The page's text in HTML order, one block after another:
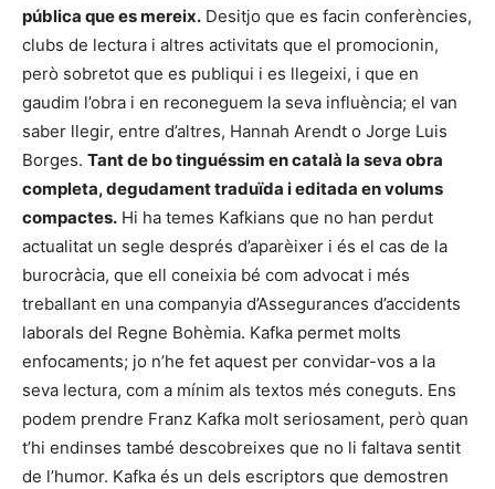
pública que es mereix. Desitjo que es facin conferències,
clubs de lectura i altres activitats que el promocionin,
però sobretot que es publiqui i es llegeixi, i que en
gaudim l’obra i en reconeguem la seva influència; el van
saber llegir, entre d’altres, Hannah Arendt o Jorge Luis
Borges. Tant de bo tinguéssim en català la seva obra
completa, degudament traduïda i editada en volums
compactes. Hi ha temes Kafkians que no han perdut
actualitat un segle després d’aparèixer i és el cas de la
burocràcia, que ell coneixia bé com advocat i més
treballant en una companyia d’Assegurances d’accidents
laborals del Regne Bohèmia. Kafka permet molts
enfocaments; jo n’he fet aquest per convidar-vos a la
seva lectura, com a mínim als textos més coneguts. Ens
podem prendre Franz Kafka molt seriosament, però quan
t’hi endinses també descobreixes que no li faltava sentit
de l’humor. Kafka és un dels escriptors que demostren